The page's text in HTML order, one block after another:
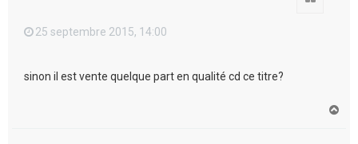
25 septembre 2015, 14:00
sinon il est vente quelque part en qualité cd ce titre?